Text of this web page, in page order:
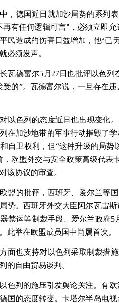
，德国近日就加沙局势的系列
再有任何逻辑可言”，必须立即
民造成的伤害日益增加，他“已
必须发声。
瓦德富尔5 月 27日也批评以色列
受的”。瓦德富尔说，一旦存在
以色列的态度近日也出现变化
在加沙地带的军事行动摧毁了
自卫权利，但“这种升级的局
，欧盟外交与安全政策高级代表
该协议的审查。
盟的批评，西班牙、爱尔兰等
势。西班牙外交大臣阿尔瓦雷
禁运等制裁手段。爱尔兰政府5
此举在欧盟成员国中尚属首次。
面也支持对以色列采取制裁措
的自由贸易谈判。
色列的施压引发舆论关注。有
国的态度转变。卡塔尔半岛电